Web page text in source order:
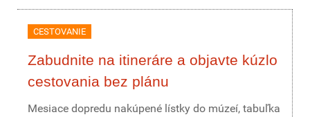
CESTOVANIE
Zabudnite na itineráre a objavte kúzlo
cestovania bez plánu
Mesiace dopredu nakúpené lístky do múzeí, tabuľka